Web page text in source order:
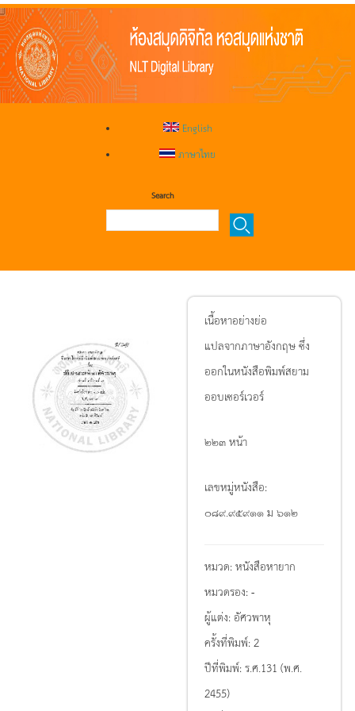
English
ภาษาไทย
Search
เนื้อหาอย่างย่อ
แปลจากภาษาอังกฤษ ซึ่ง
ออกในหนังสือพิมพ์สยาม
ออบเซอร์เวอร์
๒๒๓ หน้า
เลขหมู่หนังสือ:
๐๘๙.๙๕๙๑๑ ม ๖๑๒
หมวด:หนังสือหายาก
หมวดรอง:-
ผู้แต่ง:อัศวพาหุ
ครั้งที่พิมพ์:2
ปีที่พิมพ์:ร.ศ.131 (พ.ศ.
2455)